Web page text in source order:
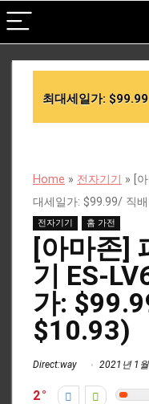
최대세일가: $99.99
Home » 전자기기 » [
대세일가: $99.99/ 직
전자기기 홈 가전
[아마존]
기 ES-
가:
$10.93)
Direct:way 2021년 1
2